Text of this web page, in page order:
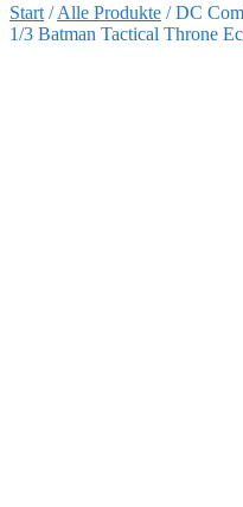
Start /Alle Produkte /DC
1/3 Batman Tactical Throne